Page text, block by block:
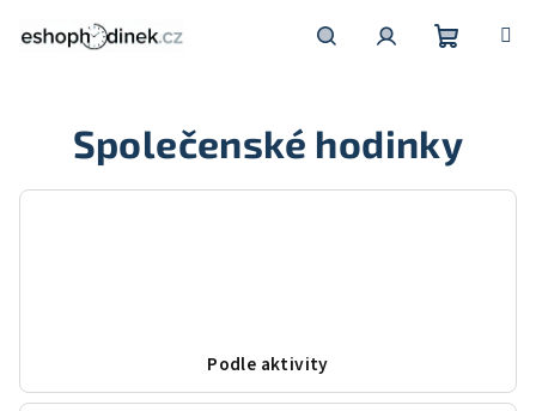
košík
Společenské hodinky
Podle aktivity